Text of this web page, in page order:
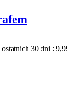
30 dni :